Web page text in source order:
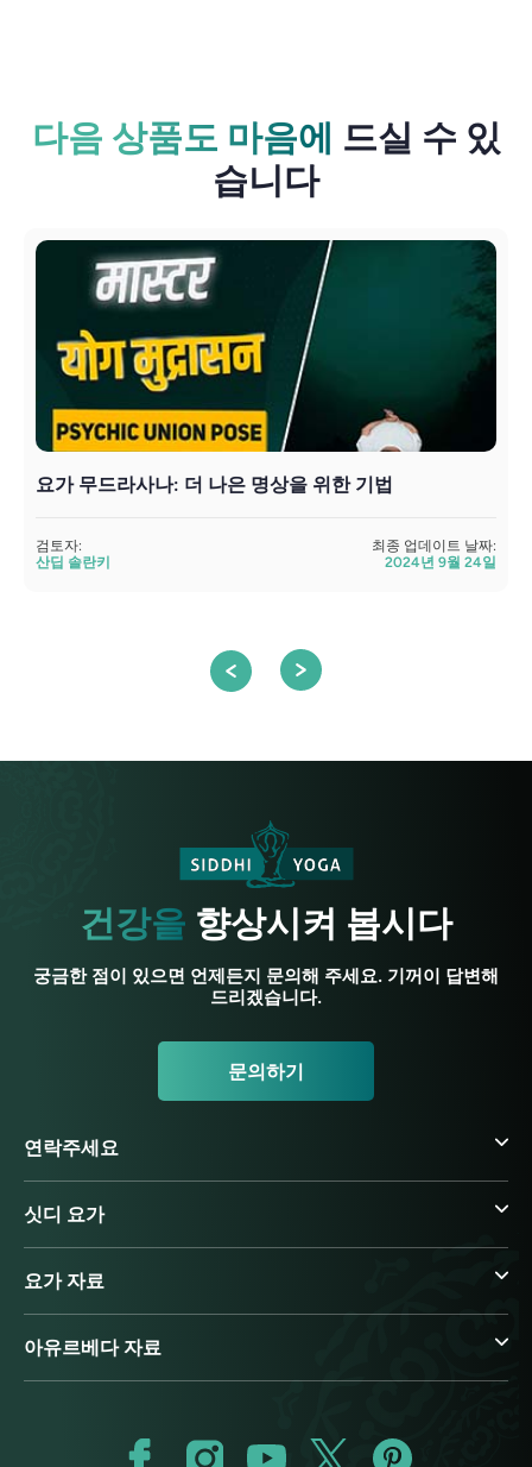
다음 상품도 마음에 드실 수 있
습니다
요가 무드라사나: 더 나은 명상을 위한 기법
검토자:
산딥 솔란키
최종 업데이트 날짜:
2024년 9월 24일
건강을 향상시켜 봅시다
궁금한 점이 있으면 언제든지 문의해 주세요. 기꺼이 답변해
드리겠습니다.
문의하기
연락주세요
싯디 요가
요가 자료
아유르베다 자료